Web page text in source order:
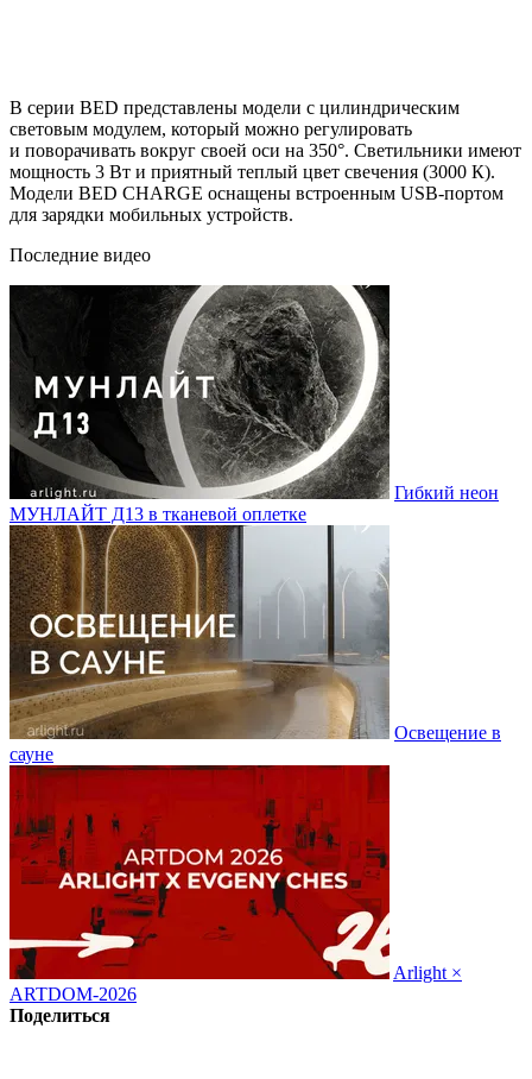
В серии BED представлены модели с цилиндрическим
световым модулем, который можно регулировать
и поворачивать вокруг своей оси на 350°. Светильники имеют
мощность 3 Вт и приятный теплый цвет свечения (3000 К).
Модели BED CHARGE оснащены встроенным USB-портом
для зарядки мобильных устройств.
Последние видео
Гибкий неон
МУНЛАЙТ Д13 в тканевой оплетке
Освещение в
сауне
Arlight ×
ARTDOM-2026
Поделиться